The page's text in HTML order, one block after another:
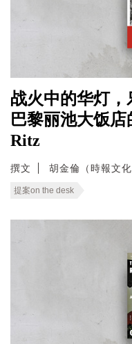
战火中的华灯
巴黎丽池大饭
Ritz
撰文 胡金倫（時報文
提案on the desk